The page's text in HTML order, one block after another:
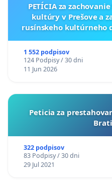
PETÍCIA za
kultúry v Prešove a
rusínskeho kultúrneho
1 552 podpisov
124 Podpisy / 30 dni
11 Jun 2026
Peticia za
322 podpisov
83 Podpisy / 30 dni
29 Jul 2021